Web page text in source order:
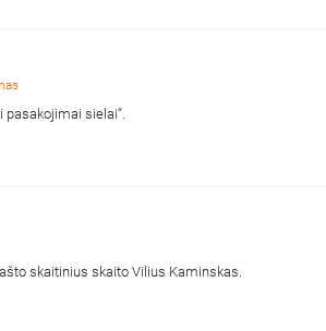
pasakojimai sielai“.
skaitinius skaito Vilius Kaminskas.